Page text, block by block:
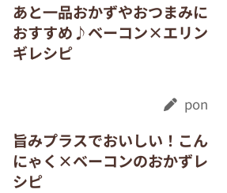
あと一品おかずやおつまみに
おすすめ♪ベーコン×エリン
ギレシピ
pon
旨みプラスでおいしい！こん
にゃく×ベーコンのおかずレ
シピ